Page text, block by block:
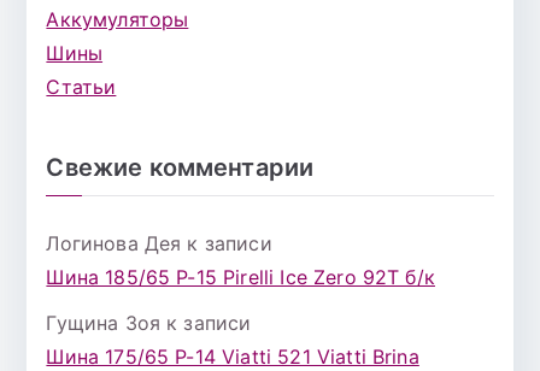
Аккумуляторы
Шины
Статьи
Свежие комментарии
Логинова Дея к записи
Шина 185/65 Р-15 Pirelli Ice Zero 92T б/к
Гущина Зоя к записи
Шина 175/65 Р-14 Viatti 521 Viatti Brina